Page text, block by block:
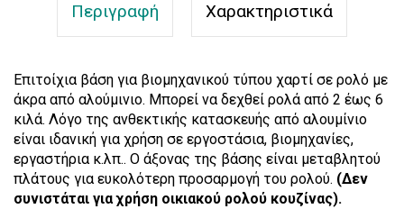
Περιγραφή Χαρακτηριστικά
Επιτοίχια βάση για βιομηχανικού τύπου χαρτί σε ρολό με
άκρα από αλούμινιο. Μπορεί να δεχθεί ρολά από 2 έως 6
κιλά. Λόγο της ανθεκτικής κατασκευής από αλουμίνιο
είναι ιδανική για χρήση σε εργοστάσια, βιομηχανίες,
εργαστήρια κ.λπ.. Ο άξονας της βάσης είναι μεταβλητού
πλάτους για ευκολότερη προσαρμογή του ρολού. (Δεν
συνιστάται για χρήση οικιακού ρολού κουζίνας).